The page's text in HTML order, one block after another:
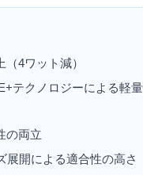
（4ワット減）
テクノロジーによる軽
の両立
展開による適合性の高さ